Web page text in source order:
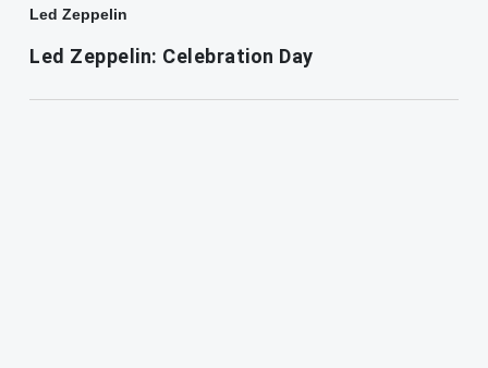
Led Zeppelin
Led Zeppelin: Celebration Day